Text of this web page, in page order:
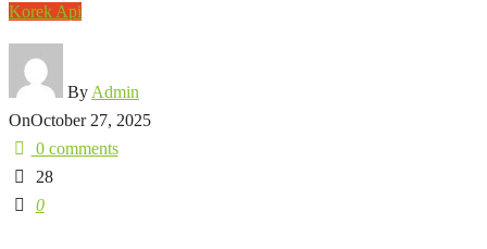
Korek Api
By Admin
OnOctober 27, 2025
0 comments
28
0